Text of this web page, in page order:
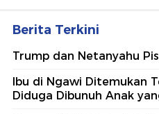
Berita Terkini
Trump dan Netanyahu
Ibu di Ngawi Ditemukan
Diduga Dibunuh Anak